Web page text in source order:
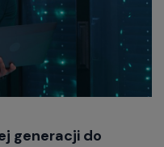
generacji do